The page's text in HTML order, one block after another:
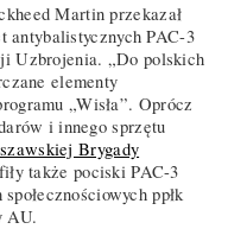
Martin przekazał
PAC-3
Uzbrojenia. „Do polskich
elementy
„Wisła”. Oprócz
i innego sprzętu
Brygady
także pociski PAC-3
ppłk
AU.